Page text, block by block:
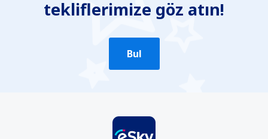
tekliflerimize göz atın!
Bul